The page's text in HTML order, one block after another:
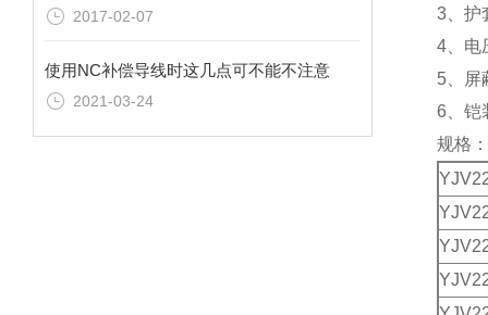
2017-02-07
使用NC补偿导线时这几点可不能不注意
2021-03-24
3、
4、电
5、屏
6、铠
规格